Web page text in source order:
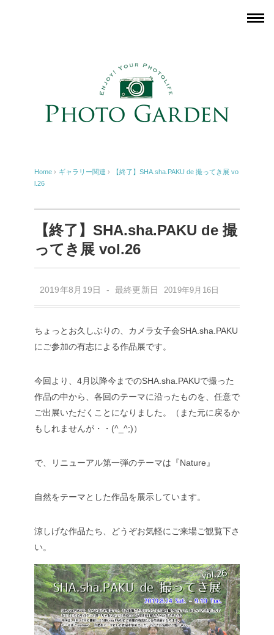
Home › ギャラリー関連 ›
【終了】SHA.sha.PAKU de 撮ってき展 vo
l.26
【終了】SHA.sha.PAKU de 撮
ってき展 vol.26
2019年8月19日 - 最終更新日 2019年9月16日
ちょっとお久しぶりの、カメラ女子会SHA.sha.PAKU
にご参加の有志による作品展です。
今回より、4月以降今までのSHA.sha.PAKUで撮った
作品の中から、各回のテーマに沿ったものを、任意で
ご出展いただくことになりました。（また元に戻るか
もしれませんが・・(^_^;)）
で、リニューアル第一弾のテーマは『Nature』
自然をテーマとした作品を展示しています。
涼しげな作品たち、どうぞお気軽にご来場ご観覧下さ
い。